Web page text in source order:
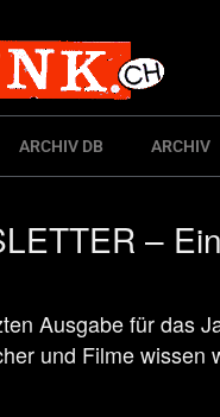
ARCHIV DB ARCHIV
–
Ausgabe für das
und Filme wissen